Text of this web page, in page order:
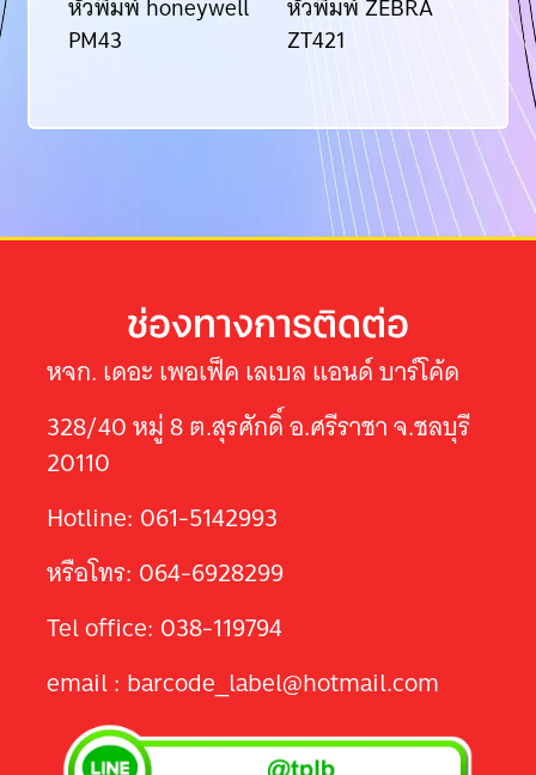
PM43
ZT421
ช่องทางการติดต่อ
หจก. เดอะ เพอเฟ็ค เลเบล แอนด์ บาร์โค้ด
328/40 หมู่ 8 ต.สุรศักดิ์ อ.ศรีราชา จ.ชลบุรี
20110
Hotline: 061-5142993
หรือโทร: 064-6928299
Tel office: 038-119794
email : barcode_label@hotmail.com